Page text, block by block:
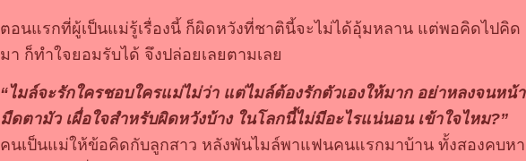
ตอนแรกที่ผู้เป็นแม่รู้เรื่องนี้ ก็ผิดหวังที่ชาตินี้จะไม่ได้อุ้มหลาน แต่พอคิดไปคิด
มา ก็ทำใจยอมรับได้ จึงปล่อยเลยตามเล
“ไมล์จะรักใครชอบใครแม่ไม่ว่า แต่ไมล์ต้องรักตัวเองให้มาก อย่าหลงจนหน้า
มืดตามัว เผื่อใจสำหรับผิดหวังบ้าง ในโลกนี้ไม่มีอะไรแน่นอน เข้าใจไหม?”
คนเป็นแม่ให้ข้อคิดกับลูกสาว หลังพันไมล์พาแฟนคนแรกมาบ้าน ทั้งสองคบหา